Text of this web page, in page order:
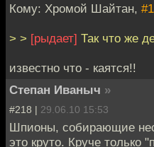
Кому: Хромой Шайтан,
> > [рыдает] Так что же
известно что - каятся!!
Степан Иваныч »
#218 | 29.06.10 15:53
Шпионы, собирающие
это круто. Круче только